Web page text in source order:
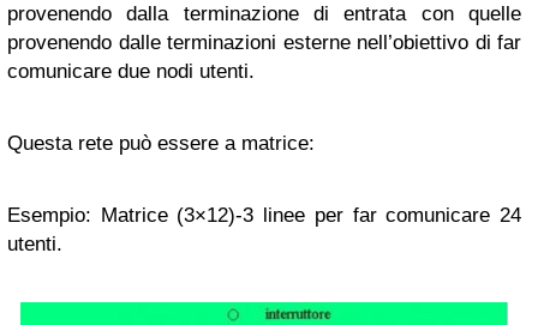
provenendo dalla terminazione di entrata con quelle
provenendo dalle terminazioni esterne nell’obiettivo di far
comunicare due nodi utenti.
Questa rete può essere a matrice:
Esempio: Matrice (3×12)-3 linee per far comunicare 24
utenti.